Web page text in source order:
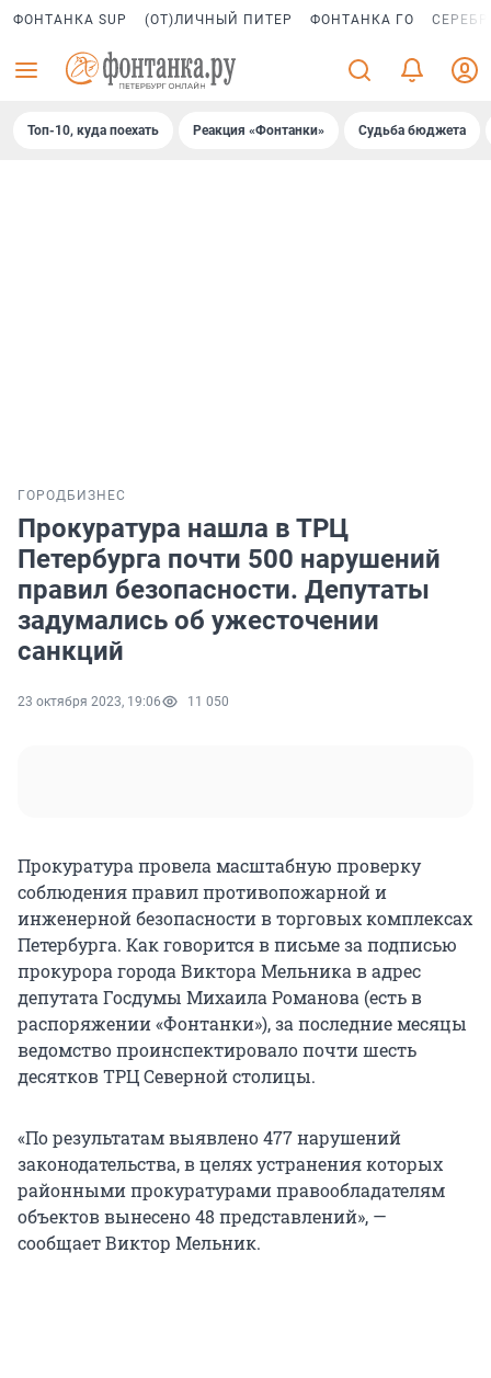
ФОНТАНКА SUP (ОТ)ЛИЧНЫЙ ПИТЕР ФОНТАНКА ГО
Топ-10, куда поехать Реакция «Фонтанки» Судьба бюджета
ГОРОД БИЗНЕС
Прокуратура нашла в ТРЦ
Петербурга почти 500 нарушений
правил безопасности. Депутаты
задумались об ужесточении
санкций
23 октября 2023, 19:06 11 050
Прокуратура провела масштабную проверку
соблюдения правил противопожарной и
инженерной безопасности в торговых комплексах
Петербурга. Как говорится в письме за подписью
прокурора города Виктора Мельника в адрес
депутата Госдумы Михаила Романова (есть в
распоряжении «Фонтанки»), за последние месяцы
ведомство проинспектировало почти шесть
десятков ТРЦ Северной столицы.
«По результатам выявлено 477 нарушений
законодательства, в целях устранения которых
районными прокуратурами правообладателям
объектов вынесено 48 представлений», —
сообщает Виктор Мельник.